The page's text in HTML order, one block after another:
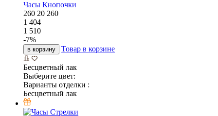
Часы Кнопочки
260 20 260
1 404
1 510
-7%
в корзину Товар в корзине
Бесцветный лак
Выберите цвет:
Варианты отделки :
Бесцветный лак